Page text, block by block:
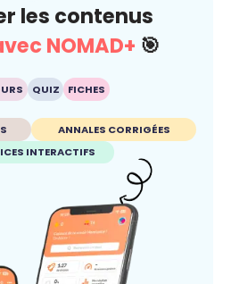
les contenus
NOMAD+ 🎯
QUIZ FICHES
ANNALES CORRIGÉES
INTERACTIFS